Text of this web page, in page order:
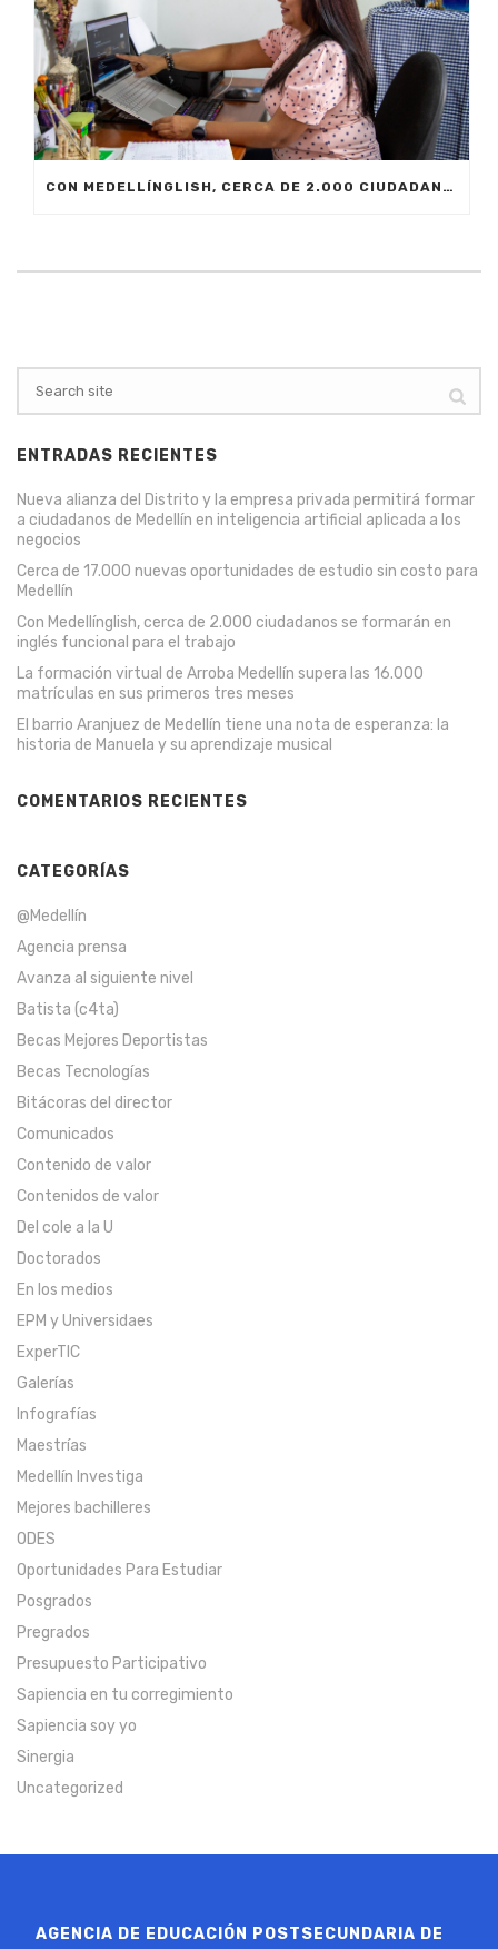
CON MEDELLÍNGLISH, CERCA DE 2.000 CIUDADANOS SE FORMARÁN EN INGLÉS FUNCIONAL PARA EL TRABAJO
ENTRADAS RECIENTES
Nueva alianza del Distrito y la empresa privada permitirá formar
a ciudadanos de Medellín en inteligencia artificial aplicada a los
negocios
Cerca de 17.000 nuevas oportunidades de estudio sin costo para
Medellín
Con Medellínglish, cerca de 2.000 ciudadanos se formarán en
inglés funcional para el trabajo
La formación virtual de Arroba Medellín supera las 16.000
matrículas en sus primeros tres meses
El barrio Aranjuez de Medellín tiene una nota de esperanza: la
historia de Manuela y su aprendizaje musical
COMENTARIOS RECIENTES
CATEGORÍAS
@Medellín
Agencia prensa
Avanza al siguiente nivel
Batista (c4ta)
Becas Mejores Deportistas
Becas Tecnologías
Bitácoras del director
Comunicados
Contenido de valor
Contenidos de valor
Del cole a la U
Doctorados
En los medios
EPM y Universidaes
ExperTIC
Galerías
Infografías
Maestrías
Medellín Investiga
Mejores bachilleres
ODES
Oportunidades Para Estudiar
Posgrados
Pregrados
Presupuesto Participativo
Sapiencia en tu corregimiento
Sapiencia soy yo
Sinergia
Uncategorized
AGENCIA DE EDUCACIÓN POSTSECUNDARIA DE